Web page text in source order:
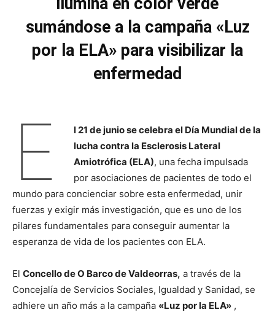
sumándose a la campaña «Luz
por la ELA» para visibilizar la
enfermedad
E
l 21 de junio se celebra el Día Mundial de la
lucha contra la Esclerosis Lateral
Amiotrófica (ELA), una fecha impulsada
por asociaciones de pacientes de todo el
mundo para concienciar sobre esta enfermedad, unir
fuerzas y exigir más investigación, que es uno de los
pilares fundamentales para conseguir aumentar la
esperanza de vida de los pacientes con ELA.
El Concello de O Barco de Valdeorras, a través de la
Concejalía de Servicios Sociales, Igualdad y Sanidad, se
adhiere un año más a la campaña «Luz por la ELA» ,